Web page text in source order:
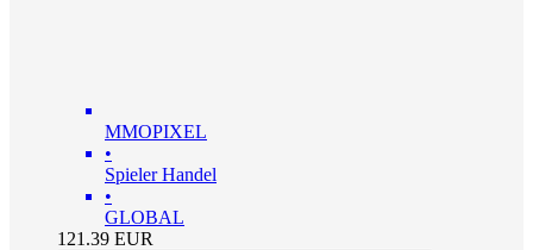
MMOPIXEL
•
Spieler Handel
•
GLOBAL
121.39 EUR